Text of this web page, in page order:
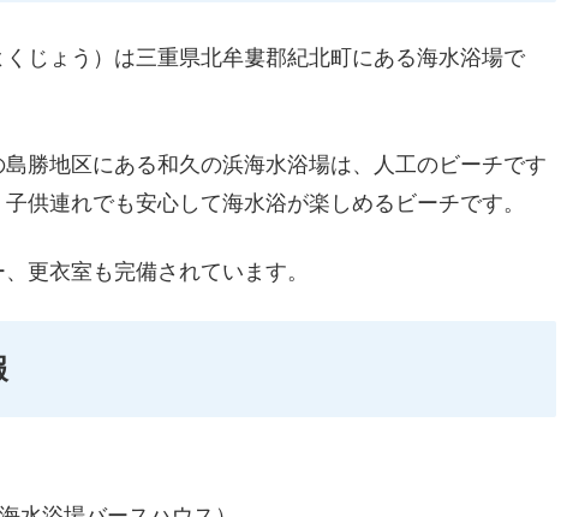
じょう）は三重県北牟婁郡紀北町にある海水浴場で
勝地区にある和久の浜海水浴場は、人工のビーチです
供連れでも安心して海水浴が楽しめるビーチです。
更衣室も完備されています。